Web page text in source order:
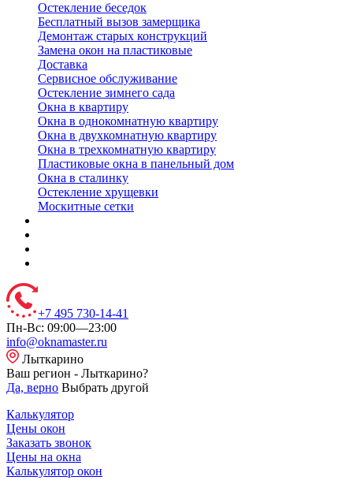
Остекление беседок
Бесплатный вызов замерщика
Демонтаж старых конструкций
Замена окон на пластиковые
Доставка
Сервисное обслуживание
Остекление зимнего сада
Окна в квартиру
Окна в однокомнатную квартиру
Окна в двухкомнатную квартиру
Окна в трехкомнатную квартиру
Пластиковые окна в панельный дом
Окна в сталинку
Остекление хрущевки
Москитные сетки
+7 495 730-14-41
Пн-Вс: 09:00—23:00
info@oknamaster.ru
Лыткарино
Ваш регион - Лыткарино?
Да, верно Выбрать другой
Калькулятор
Цены окон
Заказать звонок
Цены на окна
Калькулятор окон